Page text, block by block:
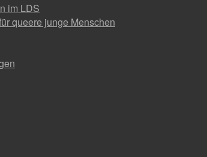
im LDS
queere junge Menschen